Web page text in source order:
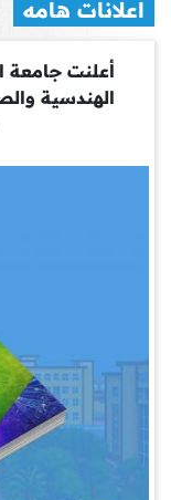
اعلانات هامه
أعلنت جامعة
الهندسية